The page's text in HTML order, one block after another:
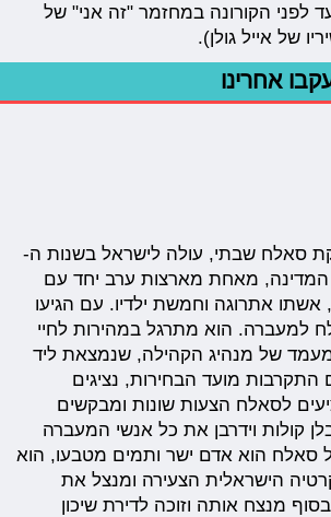
לפני הקורונה במחזמר "זה אני" של
של אייל גולן).
אחרינו
סאלח שבתי, עולה לישראל בשנות ה-
המדינה, מאחת מארצות ערב יחד עם
אתרוגה וחמשת ילדיו. עם הגיעו
למעברה. הוא מתרגל במהירות לחיי
של מנהיג הקהילה, שנמצאת ליד
התקרבות מועד הבחירות, נציגים
לסאלח הצעות שונות ומבקשים
קולות וידרבן את כל אנשי המעברה
סאלח הוא אדם ישר ותמים מטבעו, הוא
הישראלית הצעירה ומנצל את
מנצח אותה וזוכה לדירת שיכון